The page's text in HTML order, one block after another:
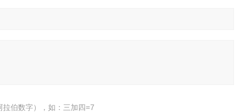
伯数字），如：三加四=7